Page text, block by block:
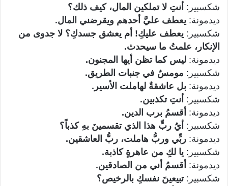
شكسبير: أنتِ لا تملكين المال، كيف ذلك؟
ديدمونة: يعطف عليَّ أحدهم ويقرضني المال.
شكسبير: يعطف عليكِ! أم يعشق جسدكِ؟ لا جدوى من
الإنكار، علمتُ ما سيحدث.
ديدمونة: ليس كما تظن أيها المجنون.
شكسبير: مومسٌ في جنبات الطريق.
ديدمونة: بل عاشقةٌ لهاملت الأسير.
شكسبير: أنتِ تكذبين.
ديدمونة: أقسمُ برب الدين.
شكسبير: أيُ ربٍّ هذا الذي تقسمينَ بهِ كذباً؟
ديدمونة: ربِّي وربُّ هاملت، ربُّ العاشقين.
شكسبير: يا لكِ من عاهرةٍ كاذبة.
ديدمونة: أقسمُ أني من الصادقين.
شكسبير:تبيعينَ نفسكِ بالرخيص؟